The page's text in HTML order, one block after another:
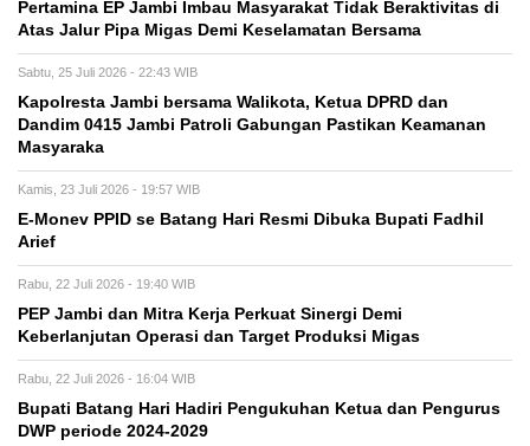
Pertamina EP Jambi Imbau Masyarakat Tidak Beraktivitas di
Atas Jalur Pipa Migas Demi Keselamatan Bersama
Sabtu, 25 Juli 2026 - 22:43 WIB
Kapolresta Jambi bersama Walikota, Ketua DPRD dan
Dandim 0415 Jambi Patroli Gabungan Pastikan Keamanan
Masyaraka
Kamis, 23 Juli 2026 - 19:57 WIB
E-Monev PPID se Batang Hari Resmi Dibuka Bupati Fadhil
Arief
Rabu, 22 Juli 2026 - 19:40 WIB
PEP Jambi dan Mitra Kerja Perkuat Sinergi Demi
Keberlanjutan Operasi dan Target Produksi Migas
Rabu, 22 Juli 2026 - 16:04 WIB
Bupati Batang Hari Hadiri Pengukuhan Ketua dan Pengurus
DWP periode 2024-2029